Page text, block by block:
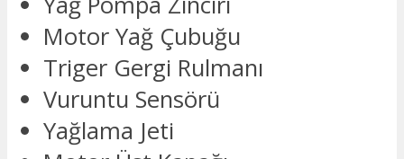
Motor Yağ Çubuğu
Triger Gergi Rulmanı
Vuruntu Sensörü
Yağlama Jeti